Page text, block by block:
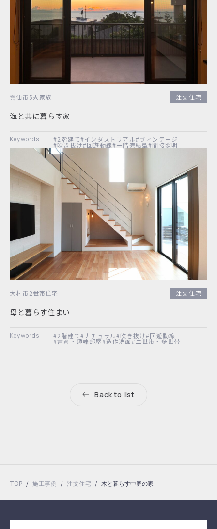
雲仙市5人家族 注文住宅
海と共に暮らす家
#2階建て#インダストリアル#ヴィンテージ
#吹き抜け#回遊動線#一階完結型#間接照明
大村市2世帯住宅 注文住宅
母と暮らす住まい
#2階建て#ナチュラル#吹き抜け#回遊動線
#書斎・趣味部屋#造作洗面#二世帯・多世帯
Back to list
TOP / 施工事例 / 注文住宅 / 木と暮らす中庭の家